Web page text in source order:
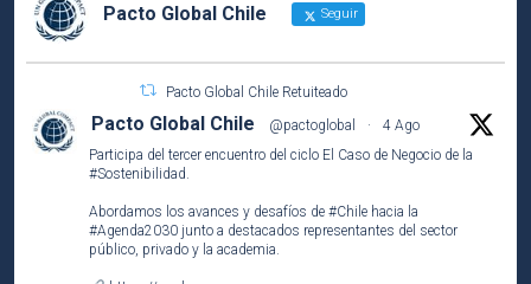
Pacto Global Chile Seguir
Pacto Global Chile Retuiteado
Pacto Global Chile @pactoglobal ·
4 Ago
Participa del tercer encuentro del ciclo El Caso de Negocio de la
#Sostenibilidad
Abordamos los avances y desafíos de #Chile hacia la
#Agenda2030 junto a destacados representantes del sector
público, privado y la academia.